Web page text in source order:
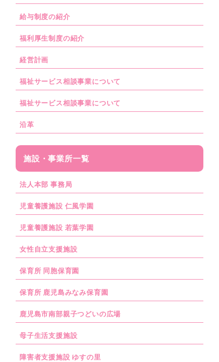
給与制度の紹介
福利厚生制度の紹介
経営計画
福祉サービス相談事業について
福祉サービス相談事業について
沿革
施設・事業所一覧
法人本部 事務局
児童養護施設 仁風学園
児童養護施設 若葉学園
女性自立支援施設
保育所 同胞保育園
保育所 鹿児島みなみ保育園
鹿児島市南部親子つどいの広場
母子生活支援施設
障害者支援施設 ゆすの里